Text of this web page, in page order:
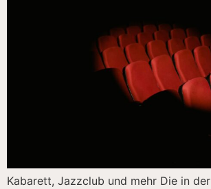
Kabarett, Jazzclub und mehr Die in der